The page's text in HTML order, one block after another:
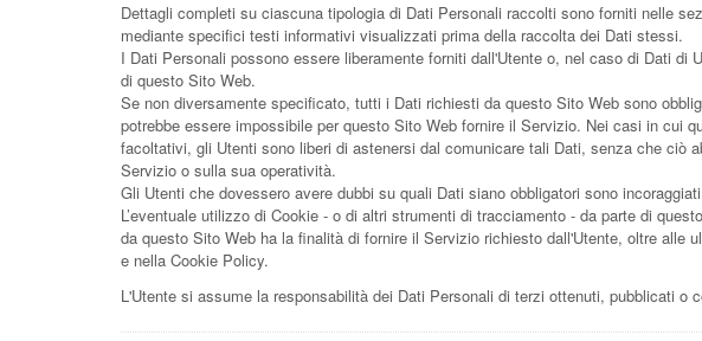
Dettagli completi su ciascuna tipologia di Dati Personali raccolti sono forniti nelle
mediante specifici testi informativi visualizzati prima della raccolta dei Dati stessi.
I Dati Personali possono essere liberamente forniti dall'Utente o, nel caso di Dati di
di questo Sito Web.
Se non diversamente specificato, tutti i Dati richiesti da questo Sito Web sono
potrebbe essere impossibile per questo Sito Web fornire il Servizio. Nei casi in cui
facoltativi, gli Utenti sono liberi di astenersi dal comunicare tali Dati, senza che ciò
Servizio o sulla sua operatività.
Gli Utenti che dovessero avere dubbi su quali Dati siano obbligatori sono
L’eventuale utilizzo di Cookie - o di altri strumenti di tracciamento - da parte di
da questo Sito Web ha la finalità di fornire il Servizio richiesto dall'Utente, oltre alle
e nella Cookie Policy.
L'Utente si assume la responsabilità dei Dati Personali di terzi ottenuti, pubblicati o